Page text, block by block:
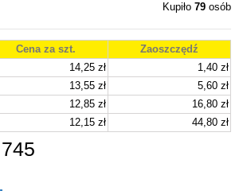
Kupiło 79 osób
Cena za szt.
Zaoszczędź
14,25 zł
1,40 zł
13,55 zł
5,60 zł
12,85 zł
16,80 zł
12,15 zł 44,80 zł